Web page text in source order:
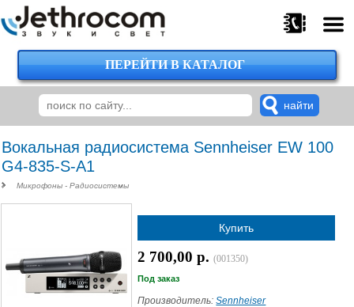
375
224-
00-
00
29
38-
ПЕРЕЙТИ В КАТАЛОГ
Вокальная радиосистема Sennheiser EW 100
G4-835-S-A1
Микрофоны - Радиосистемы
Купить
2 700,00 р.(001350)
Под заказ
Производитель:Sennheiser